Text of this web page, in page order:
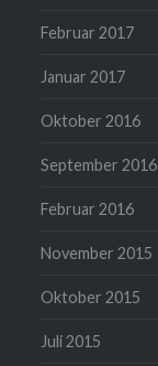
Februar 2017
Januar 2017
Oktober 2016
September 2016
Februar 2016
November 2015
Oktober 2015
Juli 2015